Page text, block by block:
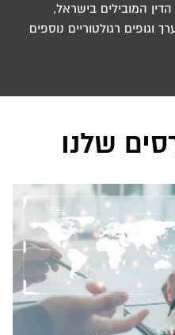
המובילים בישראל,
וגופים רגולטוריים נוספים
שלנו